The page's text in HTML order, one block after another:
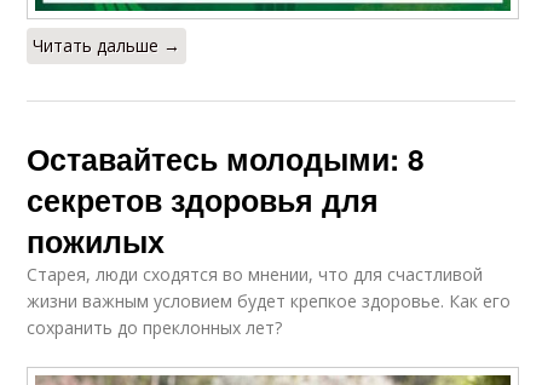
Читать дальше →
Оставайтесь молодыми: 8
секретов здоровья для
пожилых
Старея, люди сходятся во мнении, что для счастливой
жизни важным условием будет крепкое здоровье. Как его
сохранить до преклонных лет?